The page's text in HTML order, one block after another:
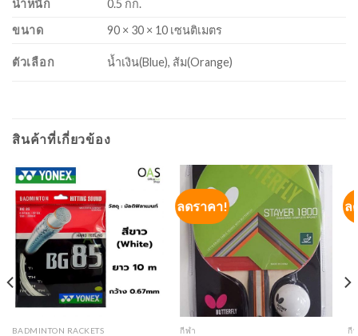
น้ำหนัก
0.5 กก.
ขนาด
90 × 30 × 10 เซนติเมตร
ตัวเลือก น้ำเงิน(Blue), ส้ม(Orange)
สินค้าที่เกี่ยวข้อง
BADMINTON RACKETS
ลดราคา!
กีฬา
ล
กี